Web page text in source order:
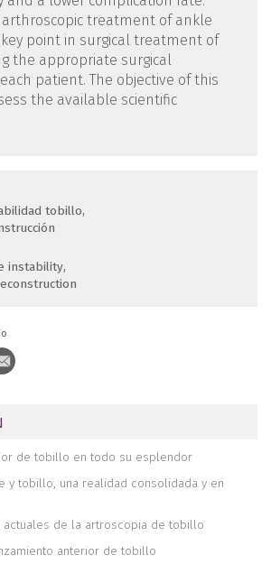
arthroscopic treatment of ankle
point in surgical treatment of
the appropriate surgical
patient. The objective of this
the available scientific
tobillo
instability
de tobillo en todo su esplendor
y tobillo, una realidad consolidada y en
actuales de la artroscopia de tobillo
anterior de tobillo